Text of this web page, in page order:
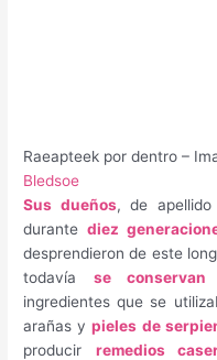
Raeapteek por dentro –
Bledsoe
Sus dueños, de apellido
durante diez
desprendieron de este
todavía se conservan
ingredientes que se
arañas ypieles de
producir remedios